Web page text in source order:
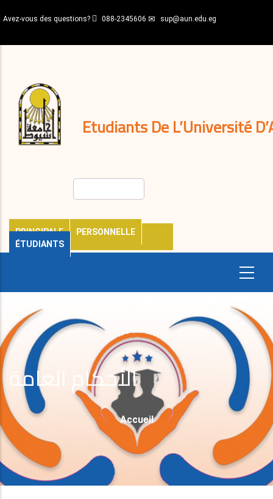
au
principal
Avez-vous des questions? 088-2345606 sup@aun.edu.eg
Etudiants De L’Université
PRINCIPALE
PERSONNELLE
ÉTUDIANTS
décisions
Expatriés
Journal
الأحكام العامة
Fil
D'Ariane
Accueil